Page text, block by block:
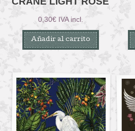
0,30€ IVA incl.
Añadir al carrito